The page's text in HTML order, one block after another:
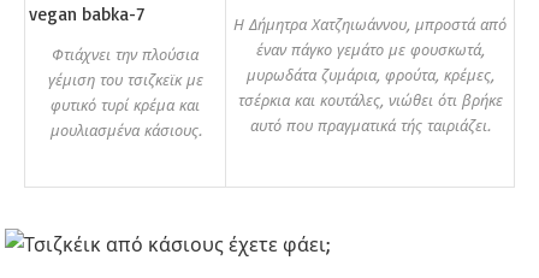
Φτιάχνει την πλούσια
γέμιση του τσιζκεϊκ με
φυτικό τυρί κρέμα και
μουλιασμένα κάσιους.
Η Δήμητρα Χατζηιωάννου, μπροστά από
έναν πάγκο γεμάτο με φουσκωτά,
μυρωδάτα ζυμάρια, φρούτα, κρέμες,
τσέρκια και κουτάλες, νιώθει ότι βρήκε
αυτό που πραγματικά τής ταιριάζει.